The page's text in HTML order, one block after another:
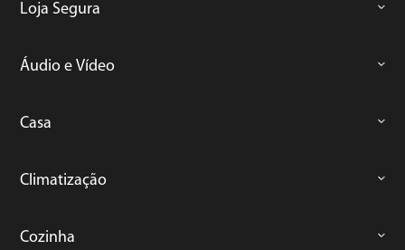
Loja Segura
Áudio e Vídeo
Casa
Climatização
Cozinha